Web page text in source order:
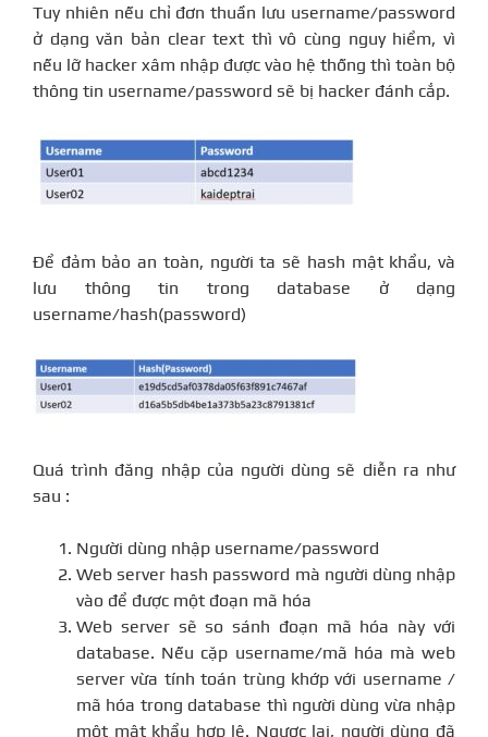
Tuy nhiên nếu chỉ đơn thuần lưu username/password
ở dạng văn bản clear text thì vô cùng nguy hiểm, vì
nếu lỡ hacker xâm nhập được vào hệ thống thì toàn bộ
thông tin username/password sẽ bị hacker đánh cắp.
Để đảm bảo an toàn, người ta sẽ hash mật khẩu, và
lưu thông tin trong database ở dạng
username/hash(password)
Quá trình đăng nhập của người dùng sẽ diễn ra như
sau :
Người dùng nhập username/password
Web server hash password mà người dùng nhập
vào để được một đoạn mã hóa
Web server sẽ so sánh đoạn mã hóa này với
database. Nếu cặp username/mã hóa mà web
server vừa tính toán trùng khớp với username /
mã hóa trong database thì người dùng vừa nhập
một mật khẩu hợp lệ. Ngược lại, người dùng đã